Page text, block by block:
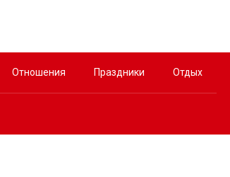
Отношения Праздники Отдых